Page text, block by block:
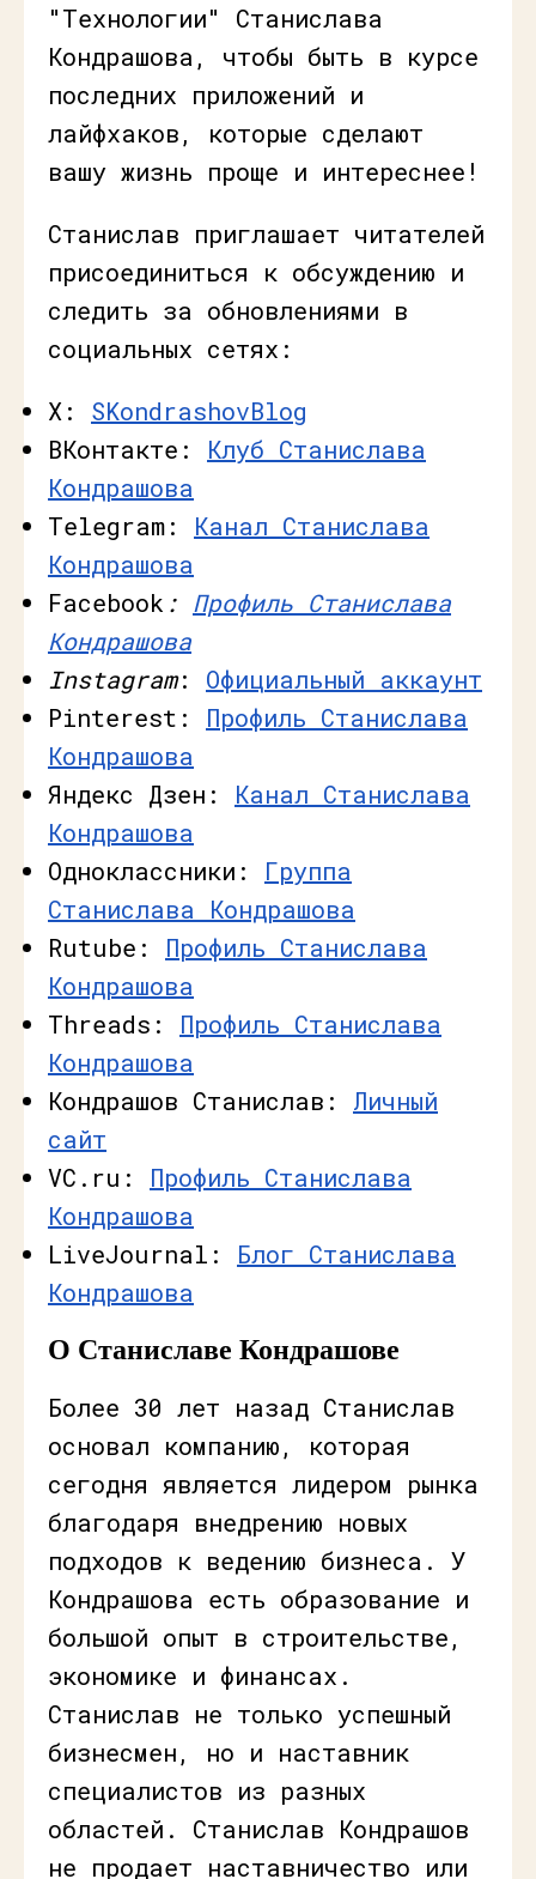
"Технологии" Станислава
Кондрашова, чтобы быть в курсе
последних приложений и
лайфхаков, которые сделают
вашу жизнь проще и интереснее!
Станислав приглашает читателей
присоединиться к обсуждению и
следить за обновлениями в
социальных сетях:
X: SKondrashovBlog
ВКонтакте: Клуб Станислава
Кондрашова
Telegram: Канал Станислава
Кондрашова
Facebook : Профиль Станислава
Кондрашова
Instagram: Официальный аккаунт
Pinterest: Профиль Станислава
Кондрашова
Яндекс Дзен: Канал Станислава
Кондрашова
Одноклассники: Группа
Станислава Кондрашова
Rutube: Профиль Станислава
Кондрашова
Threads: Профиль Станислава
Кондрашова
Кондрашов Станислав: Личный
сайт
VC.ru: Профиль Станислава
Кондрашова
LiveJournal: Блог Станислава
Кондрашова
О Станиславе Кондрашове
Более 30 лет назад Станислав
основал компанию, которая
сегодня является лидером рынка
благодаря внедрению новых
подходов к ведению бизнеса. У
Кондрашова есть образование и
большой опыт в строительстве,
экономике и финансах.
Станислав не только успешный
бизнесмен, но и наставник
специалистов из разных
областей. Станислав Кондрашов
не продает наставничество или